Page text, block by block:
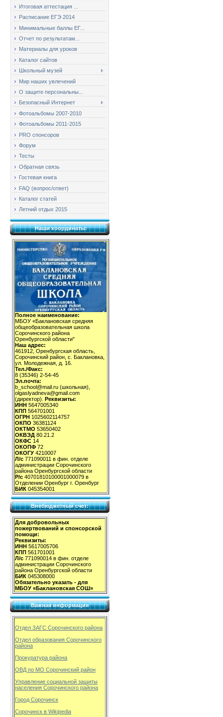
Итоговая аттестация ...
Расписание ЕГЭ 2014
Минимальные баллы ЕГ...
Отчет по результатам...
Материалы для уроков
Каталог сайтов
Школьный музей
Мир наших увлечений
О защите персональны...
Безопасный Интернет
Фотоальбомы 2007-2010
Фотоальбомы 2011-2015
PRO спонсоров
Форум
Тесты
Обратная связь
Гостевая книга
FAQ (вопрос/ответ)
Каталог статей
Летний отдых 2015
Наши координаты:
Полное наименование:
МБОУ «Баклановская средняя
общеобразовательная школа
Сорочинского района
Оренбургской области"
Наш адрес:
461912, Оренбургская область,
Сорочинский район, с. Баклановка,
ул. Молодежная, д. 16.
Тел./Факс:
8 (35346) 2-54-45
Эл.почта:
b_school@mail.ru (школьная),
olgaslyadneva@gmail.com
(директор). Реквизиты:
ИНН 5647005340
КПП 564701001
ОГРН 1025602114757
ОКПО 36381124
ОКТМО 53650402
ОКВЭД 80.21.2
ОКФС 14
ОКОПФ 72
ОКОГУ 4210007
Л/с 771090011 в фин. отделе
администрации Сорочинского
района Оренбургской области
Р/с 40701810100001000079 в
Отделении Оренбург г. Оренбург
БИК 045354001
Внебюджетный счет:
Для добровольных
пожертвований и спонсорской
помощи:
Реквизиты:
ИНН 5617005706
КПП 561701001
Л/с 771090014 в фин. отделе
администрации Сорочинского
района Оренбургской области
БИК 045308000
Обязательно указать - для
МБОУ «Баклановская СОШ»
Важная информация
Отдел ЗАГС Сорочинского района
Отдел образования Сорочинского
района
Прокуратура района
ОВД по МО Сорочинский район
Управление социальной защиты
населения Сорочинского района
Город Сорочинск
Сорочинск в Wikipedia